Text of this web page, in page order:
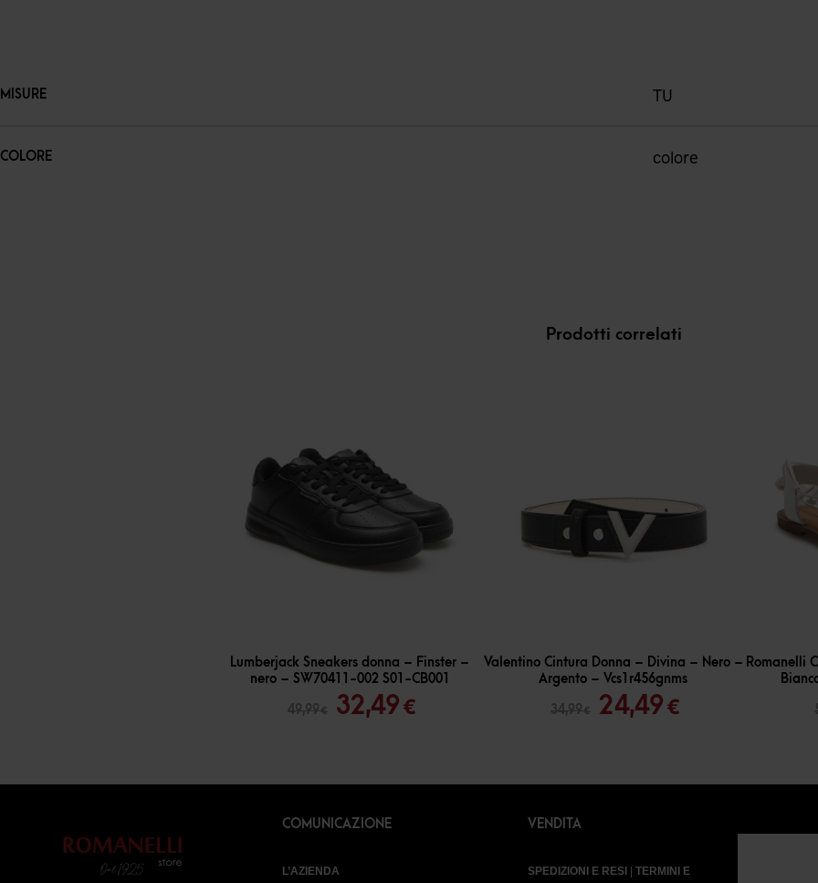
MISURE TU
COLORE colore
Prodotti correlati
- %
Lumberjack Sneakers donna – Finster –
nero – SW70411-002 S01-CB001
49,99€
Il
era:
49,99 €.
32,49€Il
è:
30 %
Valentino Cintura Donna – Divina – Nero –
Argento – Vcs1r456gnms
34,99€
Il
era:
24,49€Il
è:
Romanelli
COMUNICAZIONE
L’AZIENDA
VENDITA
SPEDIZIONI E RESI| TERMINI E